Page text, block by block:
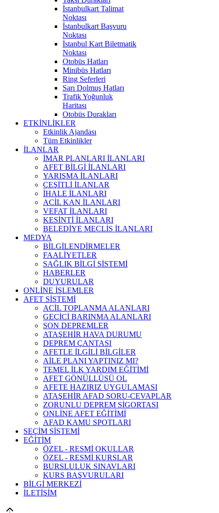
İstanbulkart Talimat
Noktası
İstanbulkart Başvuru
Noktası
İstanbul Kart Biletmatik
Noktası
Otobüs Hatları
Minibüs Hatları
Ring Seferleri
Sarı Dolmuş Hatları
Trafik Yoğunluk
Haritası
Otobüs Durakları
ETKİNLİKLER
Etkinlik Ajandası
Tüm Etkinlikler
İLANLAR
İMAR PLANLARI İLANLARI
AFET BİLGİ İLANLARI
YARIŞMA İLANLARI
ÇEŞİTLİ İLANLAR
İHALE İLANLARI
ACİL KAN İLANLARI
VEFAT İLANLARI
KESİNTİ İLANLARI
BELEDİYE MECLİS İLANLARI
MEDYA
BİLGİLENDİRMELER
FAALİYETLER
SAĞLIK BİLGİ SİSTEMİ
HABERLER
DUYURULAR
ONLİNE İŞLEMLER
AFET SİSTEMİ
ACİL TOPLANMA ALANLARI
GEÇİCİ BARINMA ALANLARI
SON DEPREMLER
ATAŞEHİR HAVA DURUMU
DEPREM ÇANTASI
AFETLE İLGİLİ BİLGİLER
AİLE PLANI YAPTINIZ MI?
TEMEL İLK YARDIM EĞİTİMİ
AFET GÖNÜLLÜSÜ OL
AFETE HAZIRIZ UYGULAMASI
ATAŞEHİR AFAD SORU-CEVAPLAR
ZORUNLU DEPREM SİGORTASI
ONLİNE AFET EĞİTİMİ
AFAD KAMU SPOTLARI
SEÇİM SİSTEMİ
EĞİTİM
ÖZEL - RESMİ OKULLAR
ÖZEL - RESMİ KURSLAR
BURSLULUK SINAVLARI
KURS BAŞVURULARI
BİLGİ MERKEZİ
İLETİŞİM